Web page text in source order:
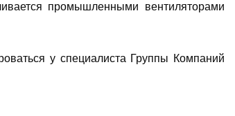
промышленными вентиляторами
у специалиста Группы Компаний